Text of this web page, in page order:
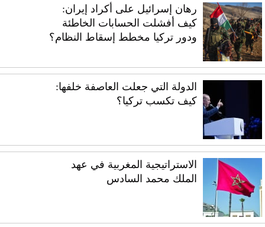
رهان إسرائيل على أكراد إيران:
كيف أفشلت الحسابات الخاطئة
ودور تركيا مخطط إسقاط النظام؟
الدولة التي جعلت العاصفة خلفها:
كيف تكسب تركيا؟
الاستراتيجية المغربية في عهد
الملك محمد السادس